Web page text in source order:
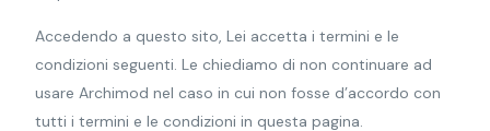
Accedendo a questo sito, Lei accetta i termini e le
condizioni seguenti. Le chiediamo di non continuare ad
usare Archimod nel caso in cui non fosse d’accordo con
tutti i termini e le condizioni in questa pagina.